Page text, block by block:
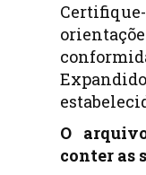
O
conter as